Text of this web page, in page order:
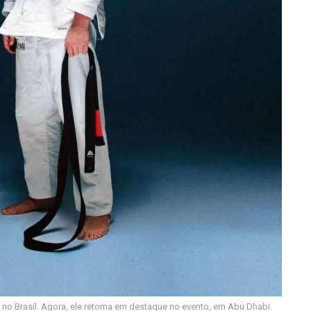
Brasil. Agora, ele retorna em destaque no evento, em Abu Dhabi.